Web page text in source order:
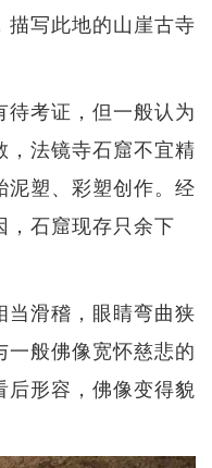
描写此地的山崖古寺
考证，但一般认为
法镜寺石窟不宜精
泥塑、彩塑创作。经
，石窟现存只余下
当滑稽，眼睛弯曲狭
般佛像宽怀慈悲的
形容，佛像变得貌